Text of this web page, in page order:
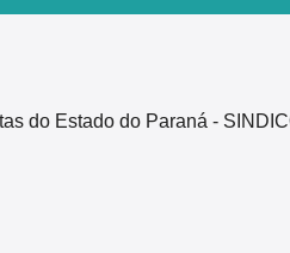
do Estado do Paraná -